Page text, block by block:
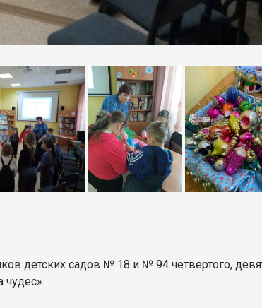
детских садов № 18 и № 94 четвертого,
чудес».